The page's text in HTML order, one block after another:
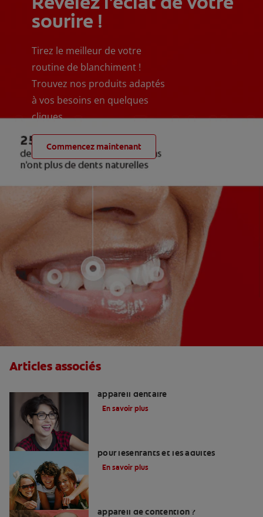
sourire !
Tirez le meilleur de votre
routine de blanchiment !
Trouvez nos produits adaptés
à vos besoins en quelques
cliques
Commencez maintenant
Articles associés
appareil dentaire
En savoir plus
pour lesenfants et les adultes
En savoir plus
appareil de contention ?